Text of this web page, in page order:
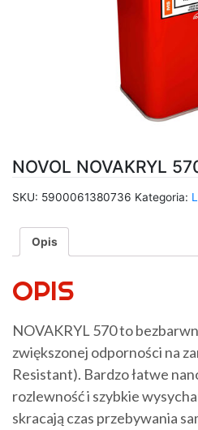
NOVOL NOVAKRYL
SKU: 5900061380736 Kategoria:
Opis
OPIS
NOVAKRYL 570 to
zwiększonej odporności na
Resistant). Bardzo łatwe
rozlewność i szybkie
skracają czas przebywania